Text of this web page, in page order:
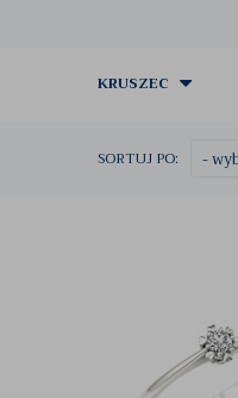
KRUSZEC
SORTUJ PO: